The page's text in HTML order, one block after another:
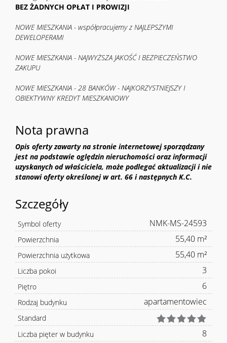
BEZ ŻADNYCH OPŁAT I PROWIZJI
NOWE MIESZKANIA - współpracujemy z NAJLEPSZYMI
DEWELOPERAMI
NOWE MIESZKANIA - NAJWYŻSZA JAKOŚĆ I BEZPIECZEŃSTWO
ZAKUPU
NOWE MIESZKANIA - 28 BANKÓW - NAJKORZYSTNIEJSZY I
OBIEKTYWNY KREDYT MIESZKANIOWY
Nota prawna
Opis oferty zawarty na stronie internetowej sporządzany
jest na podstawie oględzin nieruchomości oraz informacji
uzyskanych od właściciela, może podlegać aktualizacji i nie
stanowi oferty określonej w art. 66 i następnych K.C.
Szczegóły
Symbol oferty NMK-MS-24593
Powierzchnia 55,40 m²
Powierzchnia użytkowa 55,40 m²
Liczba pokoi 3
Piętro 6
Rodzaj budynku apartamentowiec
Standard
Liczba pięter w budynku
8